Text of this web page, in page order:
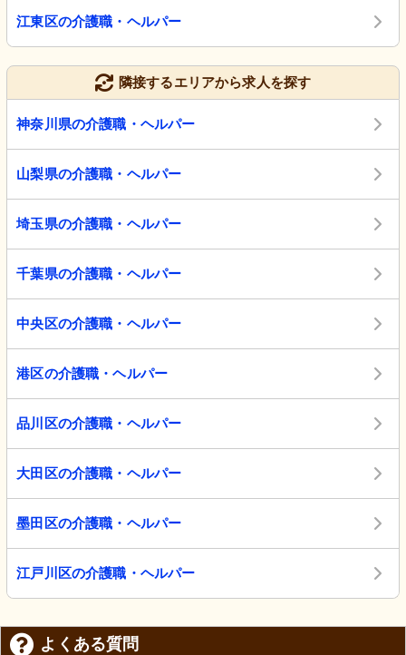
江東区の介護職・ヘルパー
隣接するエリアから求人を探す
神奈川県の介護職・ヘルパー
山梨県の介護職・ヘルパー
埼玉県の介護職・ヘルパー
千葉県の介護職・ヘルパー
中央区の介護職・ヘルパー
港区の介護職・ヘルパー
品川区の介護職・ヘルパー
大田区の介護職・ヘルパー
墨田区の介護職・ヘルパー
江戸川区の介護職・ヘルパー
よくある質問